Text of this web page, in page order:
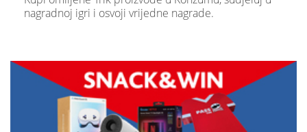
nagradnoj igri i osvoji vrijedne nagrade.